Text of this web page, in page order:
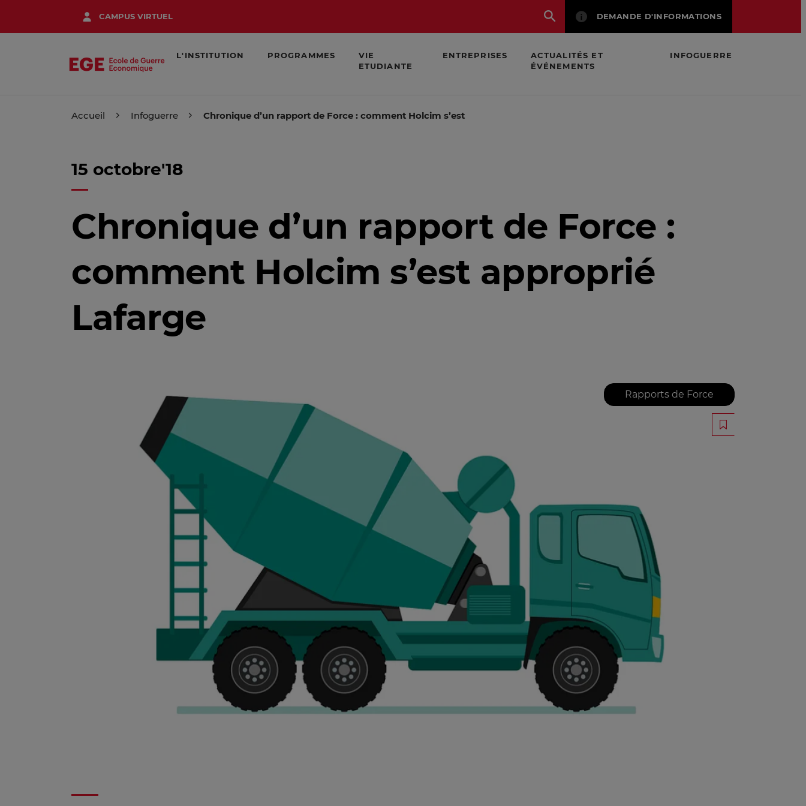
contenu
CAMPUS VIRTUEL DEMANDE D'INFORMATIONS
L'INSTITUTION PROGRAMMES
VIE
ETUDIANTE
ENTREPRISES
ACTUALITÉS ET
ÉVÉNEMENTS
INFOGUERRE
Accueil Infoguerre Chronique d’un rapport de Force : comment Holcim s’est approprié Lafarge
15 octobre'18
Chronique d’un rapport de Force :
comment Holcim s’est approprié
Lafarge
Rapports de Force